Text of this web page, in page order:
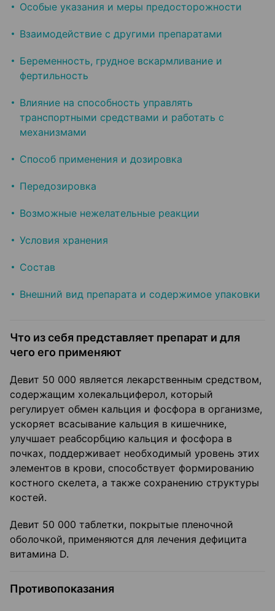
Особые указания и меры предосторожности
Взаимодействие с другими препаратами
Беременность, грудное вскармливание и
фертильность
Влияние на способность управлять
транспортными средствами и работать с
механизмами
Способ применения и дозировка
Передозировка
Возможные нежелательные реакции
Условия хранения
Состав
Внешний вид препарата и содержимое упаковки
Что из себя представляет препарат и для
чего его применяют
Девит 50 000 является лекарственным средством,
содержащим холекальциферол, который
регулирует обмен кальция и фосфора в организме,
ускоряет всасывание кальция в кишечнике,
улучшает реабсорбцию кальция и фосфора в
почках, поддерживает необходимый уровень этих
элементов в крови, способствует формированию
костного скелета, а также сохранению структуры
костей.
Девит 50 000 таблетки, покрытые пленочной
оболочкой, применяются для лечения дефицита
витамина D.
Противопоказания